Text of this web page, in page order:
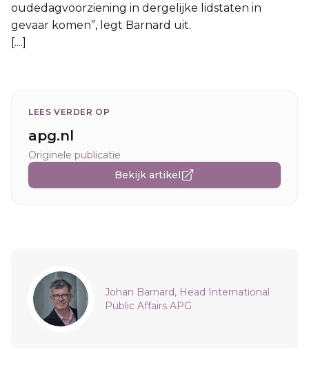
oudedagvoorziening in dergelijke lidstaten in
gevaar komen”, legt Barnard uit.
[....]
LEES VERDER OP
apg.nl
Originele publicatie
Bekijk artikel
Sidebar
Johan Barnard, Head International
Public Affairs APG